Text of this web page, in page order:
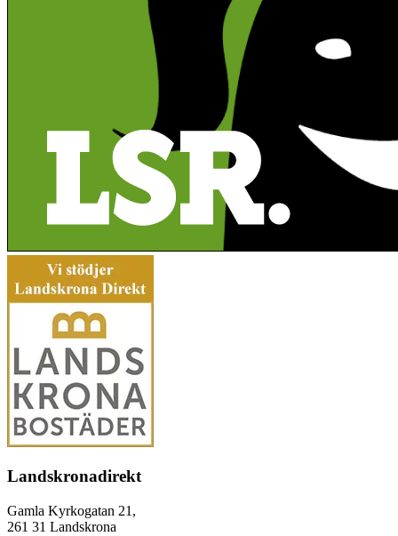
Landskronadirekt
Gamla Kyrkogatan 21,
261 31 Landskrona